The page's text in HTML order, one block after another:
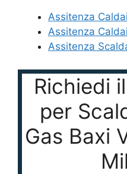
Assitenza
Assitenza
Assitenza
Richiedi
per
Gas Baxi